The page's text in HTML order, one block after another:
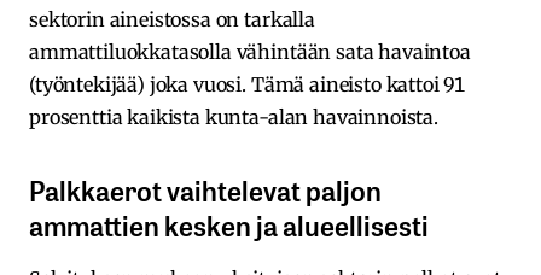
sektorin aineistossa on tarkalla
ammattiluokkatasolla vähintään sata havaintoa
(työntekijää) joka vuosi. Tämä aineisto kattoi 91
prosenttia kaikista kunta-alan havainnoista.
Palkkaerot vaihtelevat paljon
ammattien kesken ja alueellisesti